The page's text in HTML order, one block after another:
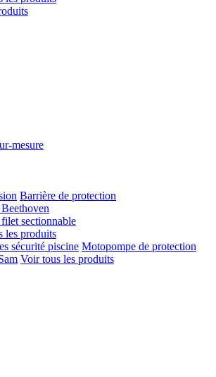
mesure
Barrière de protection
sectionnable
les produits
sécurité piscine Motopompe de protection
Voir tous les produits